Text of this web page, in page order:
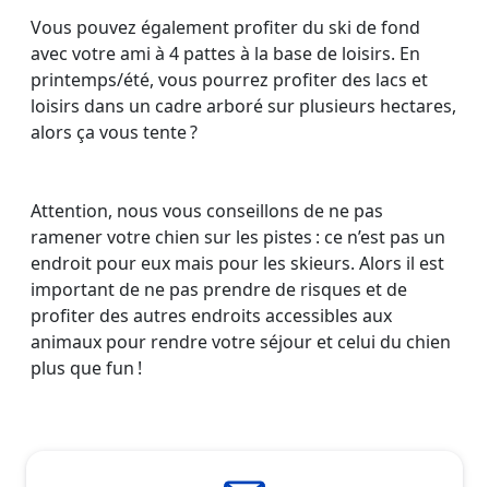
Vous pouvez également profiter du ski de fond
avec votre ami à 4 pattes à la base de loisirs. En
printemps/été, vous pourrez profiter des lacs et
loisirs dans un cadre arboré sur plusieurs hectares,
alors ça vous tente ?
Attention, nous vous conseillons de ne pas
ramener votre chien sur les pistes : ce n’est pas un
endroit pour eux mais pour les skieurs. Alors il est
important de ne pas prendre de risques et de
profiter des autres endroits accessibles aux
animaux pour rendre votre séjour et celui du chien
plus que fun !